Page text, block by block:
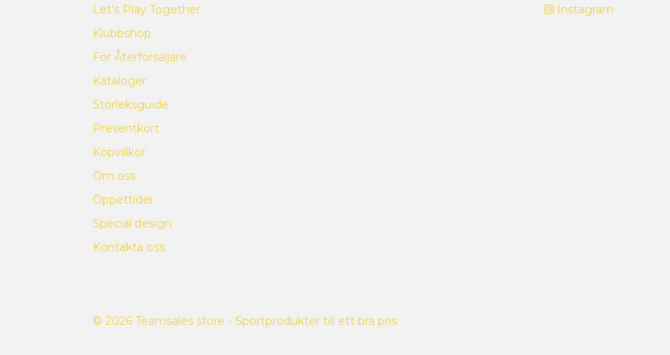
Let's Play Together
Klubbshop
För Återförsäljare
Kataloger
Storleksguide
Presentkort
Köpvillkor
Om oss
Öppettider
Special design
Kontakta oss
Instagram
© 2026 Teamsales store - Sportprodukter till ett bra pris